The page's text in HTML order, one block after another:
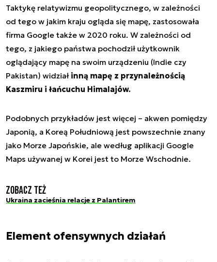
Taktykę relatywizmu geopolitycznego, w zależności
od tego w jakim kraju ogląda się mapę, zastosowała
firma Google także w 2020 roku. W zależności od
tego, z jakiego państwa pochodził użytkownik
oglądający mapę na swoim urządzeniu (Indie czy
Pakistan) widział inną mapę z przynależnością
Kaszmiru i łańcuchu Himalajów.
Podobnych przykładów jest więcej – akwen pomiędzy
Japonią, a Koreą Południową jest powszechnie znany
jako Morze Japońskie, ale według aplikacji Google
Maps używanej w Korei jest to Morze Wschodnie.
Zobacz też
Ukraina zacieśnia relacje z Palantirem
Element ofensywnych działań